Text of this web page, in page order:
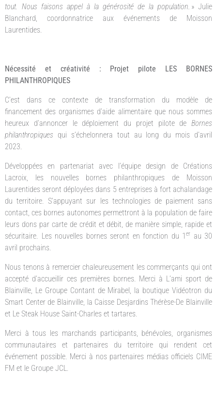
tout. Nous faisons appel à la générosité de la population. » Julie
Blanchard, coordonnatrice aux événements de Moisson
Laurentides.
Nécessité et créativité : Projet pilote LES BORNES
PHILANTHROPIQUES
C’est dans ce contexte de transformation du modèle de
financement des organismes d’aide alimentaire que nous sommes
heureux d’annoncer le déploiement du projet pilote de Bornes
philanthropiques qui s’échelonnera tout au long du mois d’avril
2023.
Développées en partenariat avec l’équipe design de Créations
Lacroix, les nouvelles bornes philanthropiques de Moisson
Laurentides seront déployées dans 5 entreprises à fort achalandage
du territoire. S’appuyant sur les technologies de paiement sans
contact, ces bornes autonomes permettront à la population de faire
leurs dons par carte de crédit et débit, de manière simple, rapide et
sécuritaire. Les nouvelles bornes seront en fonction du 1 er au 30
avril prochains.
Nous tenons à remercier chaleureusement les commerçants qui ont
accepté d’accueillir ces premières bornes. Merci à L’ami sport de
Blainville, Le Groupe Contant de Mirabel, la boutique Vidéotron du
Smart Center de Blainville, la Caisse Desjardins Thérèse-De Blainville
et Le Steak House Saint-Charles et tartares.
Merci à tous les marchands participants, bénévoles, organismes
communautaires et partenaires du territoire qui rendent cet
événement possible. Merci à nos partenaires médias officiels CIME
FM et le Groupe JCL.